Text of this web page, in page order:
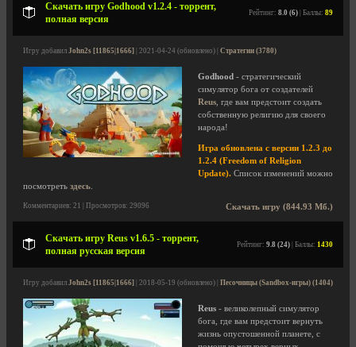
Скачать игру Godhood v1.2.4 - торрент,
полная версия
Рейтинг: 8.0 (6) | Баллы: 89
Игру добавил John2s [11865|1666] | 2021-04-24 (обновлено) | Стратегии (3780)
Godhood - стратегический
симулятор бога от создателей
Reus , где вам предстоит создать
собственную религию для своего
народа!
Игра обновлена с версии 1.2.3 до
1.2.4 (Freedom of Religion
Update). Список изменений можно
посмотреть здесь
Скачать игру (844.93 Мб.)
Комментариев: 21 | Просмотров: 29096
Скачать игру Reus v1.6.5 - торрент,
полная русская версия
Рейтинг: 9.8 (24) | Баллы: 1430
Игру добавил John2s [11865|1666] | 2018-05-19 (обновлено) | Песочницы (Sandbox-игры) (1404)
Reus - великолепный симулятор
бога, где вам предстоит вернуть
жизнь опустошенной планете, с